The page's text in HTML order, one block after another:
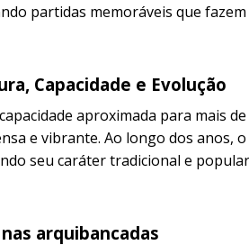
partidas memoráveis ​​que
Capacidade e Evolução
aproximada para mais
e vibrante. Ao longo dos anos,
seu caráter tradicional e
arquibancadas